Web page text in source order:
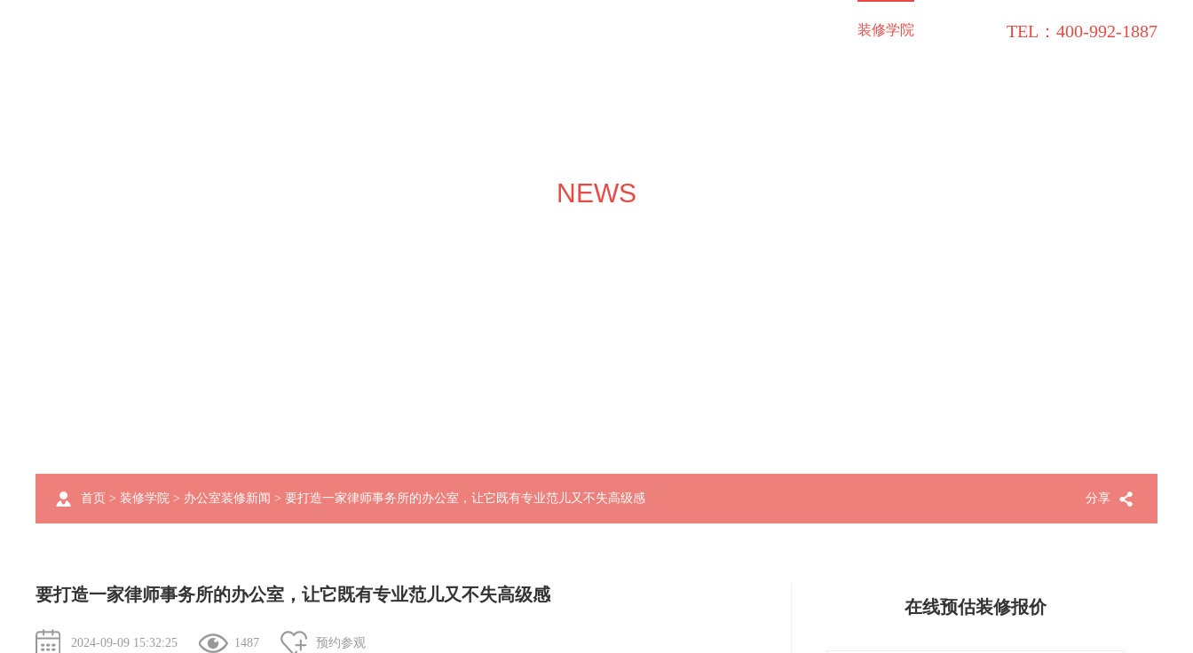
TEL：400-992-1887
装修学院
NEWS
分享
首页 > 装修学院 > 办公室装修新闻 > 要打造一家律师事务所的办公室，让它既有专业范儿又不失高级感
要打造一家律师事务所的办公室，让它既有专业范儿又不失高级感
2024-09-09 15:32:25 1487 预约参观
在线预估装修报价